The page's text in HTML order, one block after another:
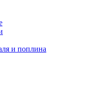
и поплина